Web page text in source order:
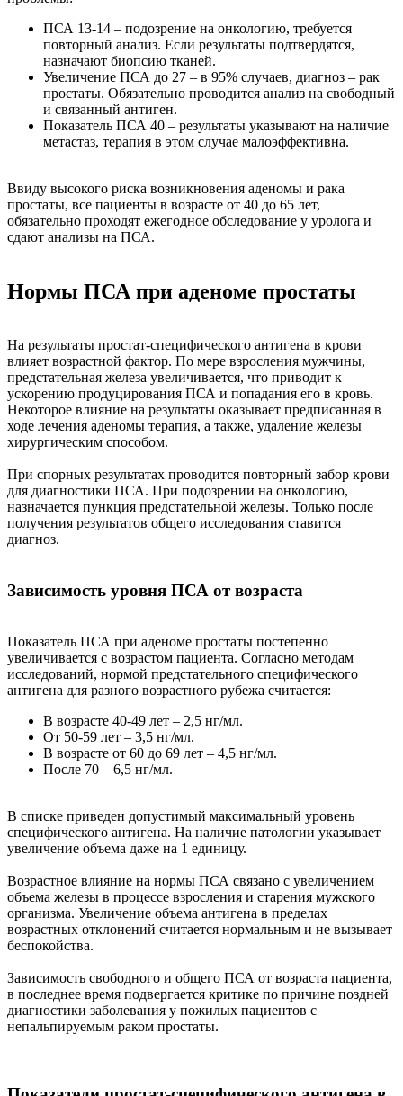
ПСА 13-14 – подозрение на онкологию, требуется
повторный анализ. Если результаты подтвердятся,
назначают биопсию тканей.
Увеличение ПСА до 27 – в 95% случаев, диагноз – рак
простаты. Обязательно проводится анализ на свободный
и связанный антиген.
Показатель ПСА 40 – результаты указывают на наличие
метастаз, терапия в этом случае малоэффективна.
Ввиду высокого риска возникновения аденомы и рака
простаты, все пациенты в возрасте от 40 до 65 лет,
обязательно проходят ежегодное обследование у уролога и
сдают анализы на ПСА.
Нормы ПСА при аденоме простаты
На результаты простат-специфического антигена в крови
влияет возрастной фактор. По мере взросления мужчины,
предстательная железа увеличивается, что приводит к
ускорению продуцирования ПСА и попадания его в кровь.
Некоторое влияние на результаты оказывает предписанная в
ходе лечения аденомы терапия, а также, удаление железы
хирургическим способом.
При спорных результатах проводится повторный забор крови
для диагностики ПСА. При подозрении на онкологию,
назначается пункция предстательной железы. Только после
получения результатов общего исследования ставится
диагноз.
Зависимость уровня ПСА от возраста
Показатель ПСА при аденоме простаты постепенно
увеличивается с возрастом пациента. Согласно методам
исследований, нормой предстательного специфического
антигена для разного возрастного рубежа считается:
В возрасте 40-49 лет – 2,5 нг/мл.
От 50-59 лет – 3,5 нг/мл.
В возрасте от 60 до 69 лет – 4,5 нг/мл.
После 70 – 6,5 нг/мл.
В списке приведен допустимый максимальный уровень
специфического антигена. На наличие патологии указывает
увеличение объема даже на 1 единицу.
Возрастное влияние на нормы ПСА связано с увеличением
объема железы в процессе взросления и старения мужского
организма. Увеличение объема антигена в пределах
возрастных отклонений считается нормальным и не вызывает
беспокойства.
Зависимость свободного и общего ПСА от возраста пациента,
в последнее время подвергается критике по причине поздней
диагностики заболевания у пожилых пациентов с
непальпируемым раком простаты.